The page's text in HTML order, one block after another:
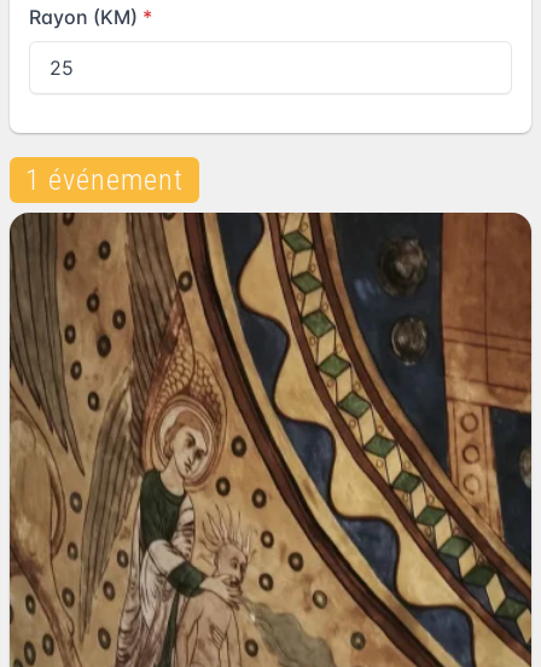
Rayon (KM)
1 événement